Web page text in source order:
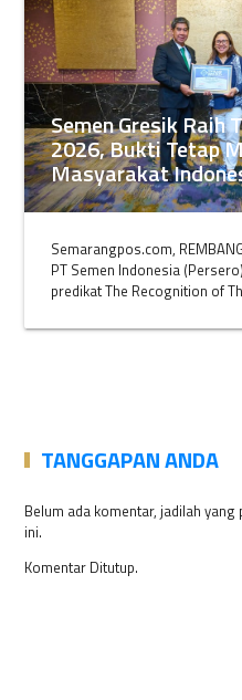
Semen Gresik Raih
2026, Bukti Tetap
Masyarakat
Semarangpos.com,
PT Semen Indonesia
predikat The Recognition of
TANGGAPAN ANDA
Belum ada komentar, jadilah
ini.
Komentar Ditutup.